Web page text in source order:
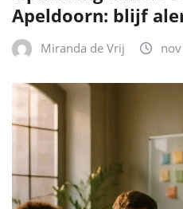
Apeldoorn: blijf
Miranda de Vrij